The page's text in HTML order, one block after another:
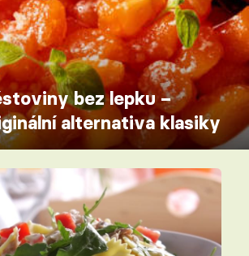
bez lepku –
alternativa klasiky